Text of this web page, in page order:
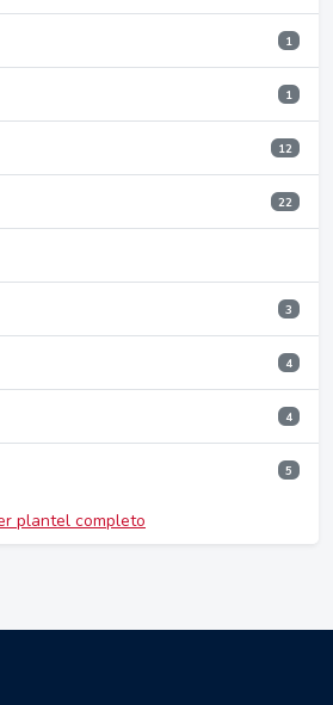
1
1
12
22
3
4
4
5
plantel completo